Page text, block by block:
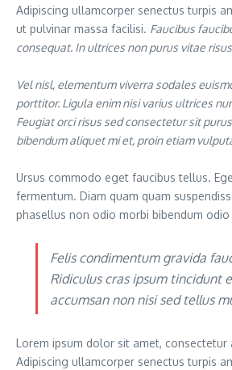
Adipiscing ullamcorper senectus turpis
ut pulvinar massa facilisi. Faucibus
consequat. In ultrices non purus vitae
Vel nisl, elementum viverra sodales
porttitor. Ligula enim nisi varius ultrices
Feugiat orci risus sed consectetur sit
bibendum aliquet mi et, proin etiam
Ursus commodo eget faucibus tellus.
fermentum. Diam quam quam
phasellus non odio morbi bibendum
Felis condimentum gravida
Ridiculus cras ipsum tincidunt
accumsan non nisi sed tellus
Lorem ipsum dolor sit amet, consectetur
Adipiscing ullamcorper senectus turpis